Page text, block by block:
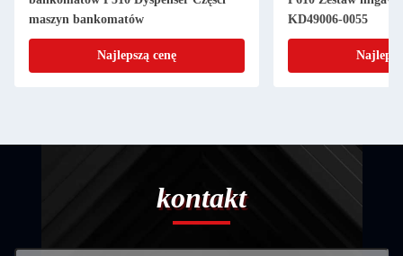
maszyn bankomatów
Najlepszą cenę
KD49006-0055
kontakt